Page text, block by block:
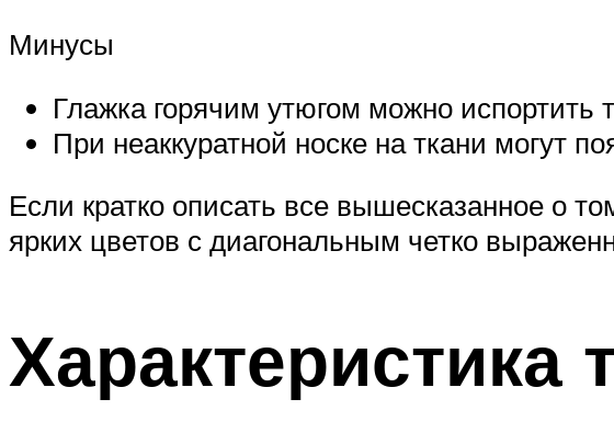
Минусы
Глажка горячим утюгом можно испортить
При неаккуратной носке на ткани могут
Если кратко описать все вышесказанное о
ярких цветов с диагональным четко
Характеристика